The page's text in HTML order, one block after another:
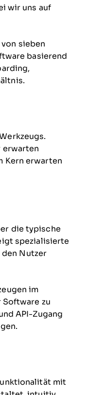
wir uns auf
sieben
basierend
erwarten
Kern erwarten
die typische
spezialisierte
Nutzer
im
zu
API-Zugang
mit